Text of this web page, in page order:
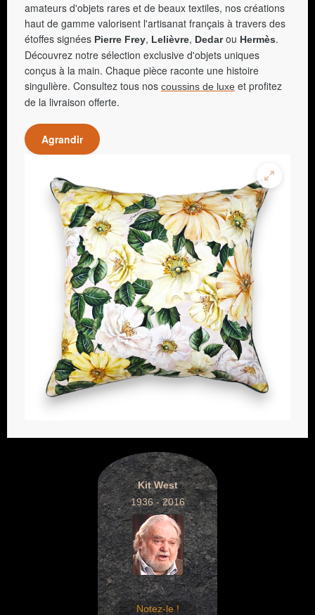
amateurs d'objets rares et de beaux textiles, nos créations
haut de gamme valorisent l'artisanat français à travers des
étoffes signées Pierre Frey, Lelièvre, Dedarou Hermès.
Découvrez notre sélection exclusive d'objets uniques
conçus à la main. Chaque pièce raconte une histoire
singulière. Consultez tous nos coussins de luxe et profitez
de la livraison offerte.
Agrandir
Kit West
1936 - 2016
Notez-le !